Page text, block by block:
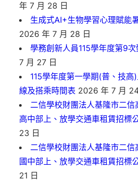
年 7 月 28 日
生成式AI+生物學習心理賦能
2026 年 7 月 28 日
學務創新人員115學年度第9
7 月 27 日
115學年度第一學期(普、技高
線及搭乘時間表 2026 年 7 月
二信學校財團法人基隆市二信
高中部上、放學交通車租賃招標
23 日
二信學校財團法人基隆市二信
國中部上、放學交通車租賃招標
21 日